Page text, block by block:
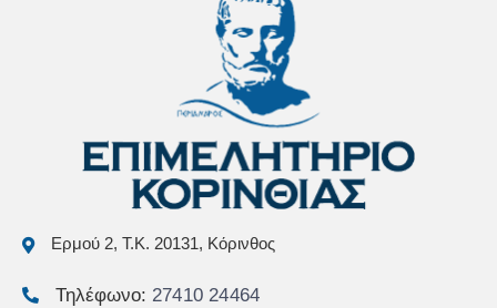
Ερμού 2, Τ.Κ. 20131, Κόρινθος
Τηλέφωνο: 27410 24464